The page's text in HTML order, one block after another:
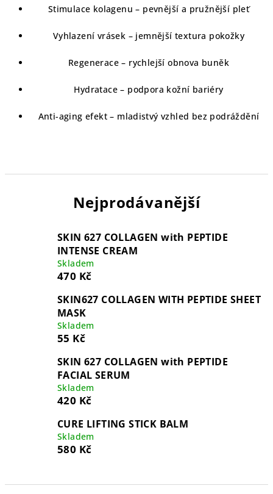
Stimulace kolagenu – pevnější a pružnější pleť
Vyhlazení vrásek – jemnější textura pokožky
Regenerace – rychlejší obnova buněk
Hydratace – podpora kožní bariéry
Anti-aging efekt – mladistvý vzhled bez podráždění
Nejprodávanější
SKIN 627 COLLAGEN with PEPTIDE
INTENSE CREAM
Skladem
470 Kč
SKIN627 COLLAGEN WITH PEPTIDE SHEET
MASK
Skladem
55 Kč
SKIN 627 COLLAGEN with PEPTIDE
FACIAL SERUM
Skladem
420 Kč
CURE LIFTING STICK BALM
Skladem
580 Kč